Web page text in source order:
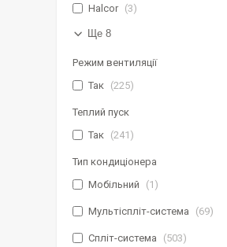
Halcor 3
Ще 8
Режим вентиляції
Так
225
Теплий пуск
Так
241
Тип кондиціонера
Мобільний
1
Мультіспліт-система 69
Спліт-система 503